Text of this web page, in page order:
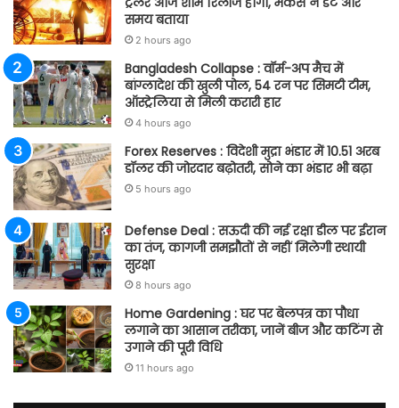
समय बताया
2 hours ago
Bangladesh Collapse : वॉर्म-अप मैच में
बांग्लादेश की खुली पोल, 54 रन पर सिमटी टीम,
ऑस्ट्रेलिया से मिली करारी हार
4 hours ago
Forex Reserves : विदेशी मुद्रा भंडार में 10.51 अरब
डॉलर की जोरदार बढ़ोतरी, सोने का भंडार भी बढ़ा
5 hours ago
Defense Deal : सऊदी की नई रक्षा डील पर ईरान
का तंज, कागजी समझौतों से नहीं मिलेगी स्थायी
सुरक्षा
8 hours ago
Home Gardening : घर पर बेलपत्र का पौधा
लगाने का आसान तरीका, जानें बीज और कटिंग से
उगाने की पूरी विधि
11 hours ago